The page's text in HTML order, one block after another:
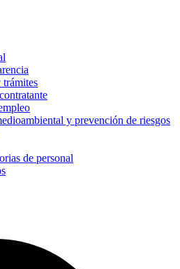
y prevención de riesgos
de personal